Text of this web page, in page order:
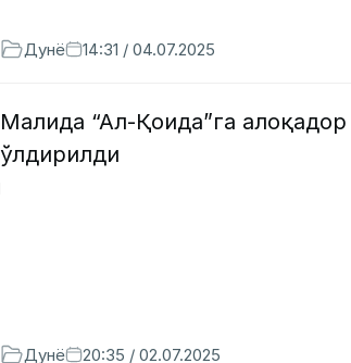
Дунё 14:31 / 04.07.2025
Малида “Ал-Қоида”га
ўлдирилди
Дунё 20:35 / 02.07.2025